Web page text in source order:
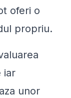
oferi o
propriu.
iar
unor